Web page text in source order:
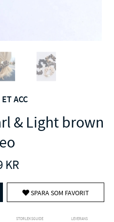
ACC
& Light brown
KR
SPARA SOM FAVORIT
STORLEKSGUIDE LEVERANS